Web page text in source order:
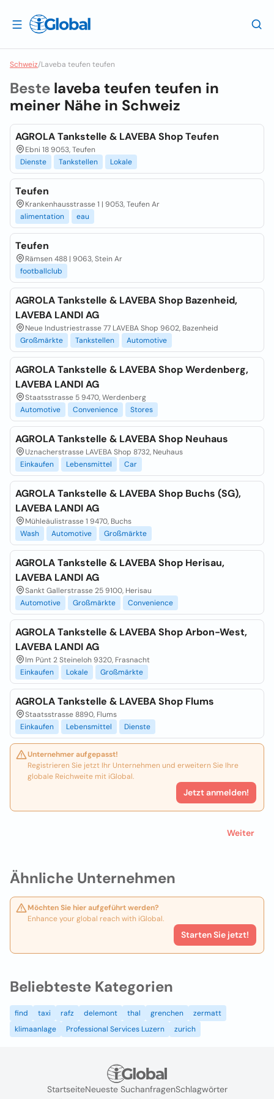
Schweiz/Laveba teufen teufen
Ähnliche Unternehmen
Möchten Sie hier aufgeführt werden?
Enhance your global reach with iGlobal.
Starten Sie jetzt!
Beste laveba teufen teufen in
meiner Nähe in Schweiz
AGROLA Tankstelle & LAVEBA Shop Teufen
Ebni 18 9053, Teufen
Dienste
Tankstellen Lokale
Teufen
Krankenhausstrasse 1 | 9053, Teufen Ar
alimentation
eau
Teufen
Rämsen 488 | 9063, Stein Ar
footballclub
AGROLA Tankstelle & LAVEBA Shop Bazenheid,
LAVEBA LANDI AG
Neue Industriestrasse 77 LAVEBA Shop 9602, Bazenheid
Großmärkte
Tankstellen Automotive
AGROLA Tankstelle & LAVEBA Shop Werdenberg,
LAVEBA LANDI AG
Staatsstrasse 5 9470, Werdenberg
Automotive
Convenience Stores
AGROLA Tankstelle & LAVEBA Shop Neuhaus
Uznacherstrasse LAVEBA Shop 8732, Neuhaus
Einkaufen
Lebensmittel Car
AGROLA Tankstelle & LAVEBA Shop Buchs (SG),
LAVEBA LANDI AG
Mühleäulistrasse 1 9470, Buchs
Wash
Automotive Großmärkte
AGROLA Tankstelle & LAVEBA Shop Herisau,
LAVEBA LANDI AG
Sankt Gallerstrasse 25 9100, Herisau
Automotive
Großmärkte Convenience
AGROLA Tankstelle & LAVEBA Shop Arbon-West,
LAVEBA LANDI AG
Im Pünt 2 Steineloh 9320, Frasnacht
Einkaufen
Lokale Großmärkte
AGROLA Tankstelle & LAVEBA Shop Flums
Staatsstrasse 8890, Flums
Einkaufen
Lebensmittel Dienste
Unternehmer aufgepasst!
Registrieren Sie jetzt Ihr Unternehmen und erweitern Sie Ihre
globale Reichweite mit iGlobal.
Jetzt anmelden!
Weiter
Beliebteste Kategorien
find taxi rafz delemont thal grenchen
zermatt
klimaanlage
Professional Services Luzern zurich
StartseiteNeueste SuchanfragenSchlagwörter